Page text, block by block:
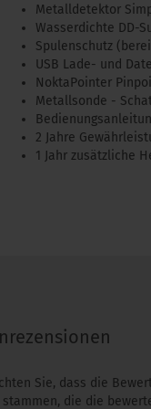
Metalldetektor
Wasserdichte DD-
Spulenschutz
USB Lade- und
NoktaPointer
Metallsonde -
2 Jahre
1 Jahr zusätzliche
Sie, dass die
stammen, die die